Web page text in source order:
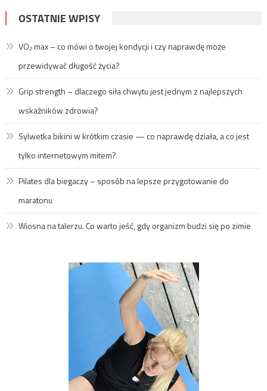
OSTATNIE WPISY
VO₂ max – co mówi o twojej kondycji i czy naprawdę może
przewidywać długość życia?
Grip strength – dlaczego siła chwytu jest jednym z najlepszych
wskaźników zdrowia?
Sylwetka bikini w krótkim czasie — co naprawdę działa, a co jest
tylko internetowym mitem?
Pilates dla biegaczy – sposób na lepsze przygotowanie do
maratonu
Wiosna na talerzu. Co warto jeść, gdy organizm budzi się po zimie